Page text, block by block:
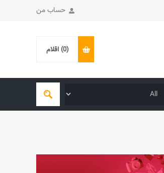
حساب من
(0) اقلام